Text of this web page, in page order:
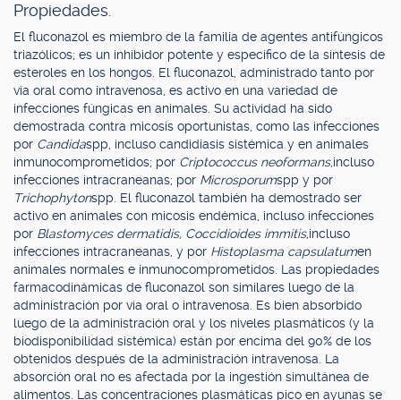
Propiedades.
El fluconazol es miembro de la familia de agentes antifúngicos
triazólicos; es un inhibidor potente y específico de la síntesis de
esteroles en los hongos. El fluconazol, administrado tanto por
vía oral como intravenosa, es activo en una variedad de
infecciones fúngicas en animales. Su actividad ha sido
demostrada contra micosis oportunistas, como las infecciones
por Candidaspp, incluso candidiasis sistémica y en animales
inmunocomprometidos; por Criptococcus neoformans,incluso
infecciones intracraneanas; por Microsporumspp y por
Trichophytonspp. El fluconazol también ha demostrado ser
activo en animales con micosis endémica, incluso infecciones
por Blastomyces dermatidis, Coccidioides immitis,incluso
infecciones intracraneanas, y por Histoplasma capsulatumen
animales normales e inmunocomprometidos. Las propiedades
farmacodinámicas de fluconazol son similares luego de la
administración por vía oral o intravenosa. Es bien absorbido
luego de la administración oral y los niveles plasmáticos (y la
biodisponibilidad sistémica) están por encima del 90% de los
obtenidos después de la administración intravenosa. La
absorción oral no es afectada por la ingestión simultánea de
alimentos. Las concentraciones plasmáticas pico en ayunas se